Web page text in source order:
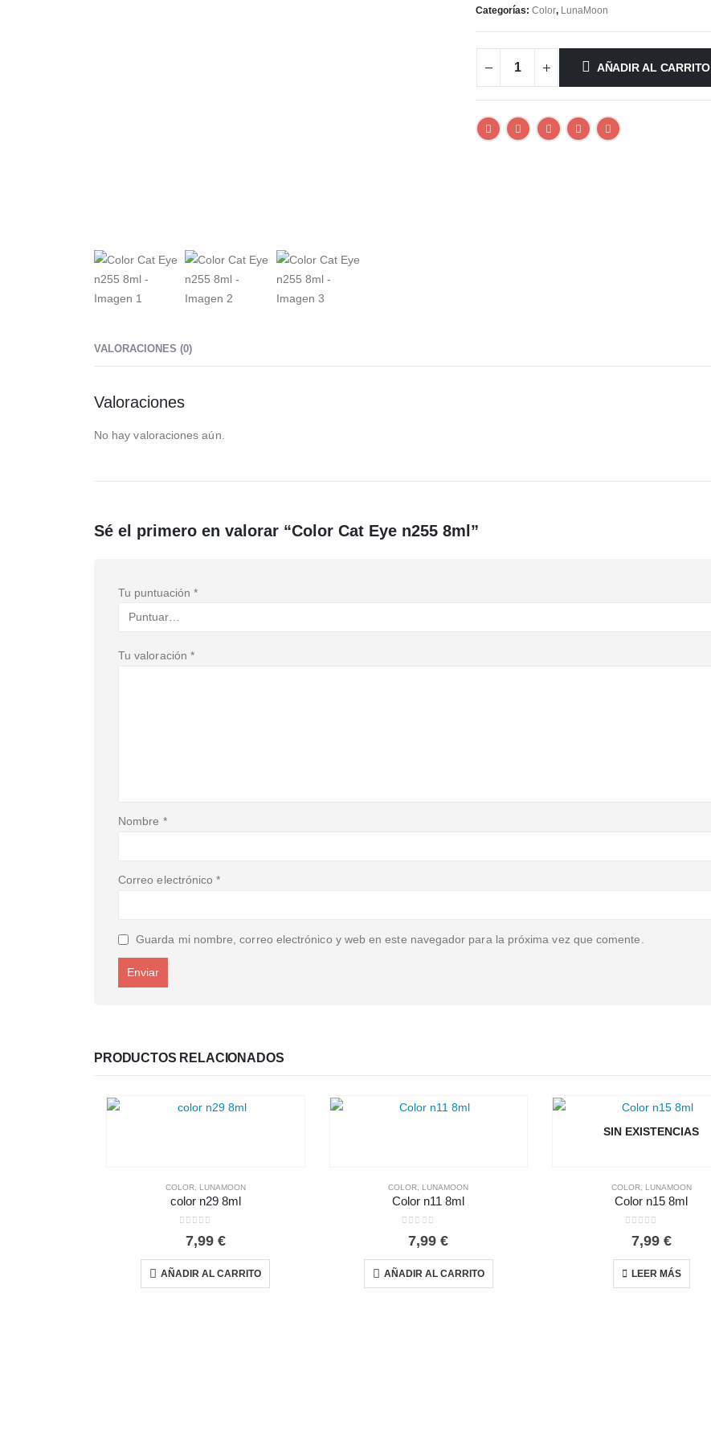
Categorías: Color, LunaMoon
AÑADIR AL CARRITO
VALORACIONES (0)
Valoraciones
No hay valoraciones aún.
Sé el primero en valorar “Color Cat Eye n255 8ml”
Tu puntuación *
Tu valoración *
Nombre *
Correo electrónico*
Guarda mi nombre, correo electrónico y web en este navegador para la próxima vez que comente.
PRODUCTOS RELACIONADOS
COLOR, LUNAMOON
color n29 8ml
7,99 €
AÑADIR AL CARRITO
COLOR, LUNAMOON
Color n11 8ml
7,99€
AÑADIR AL CARRITO
SIN EXISTENCIAS
COLOR, LUNAMOON
Color n15 8ml
7,99 €
LEER MÁS